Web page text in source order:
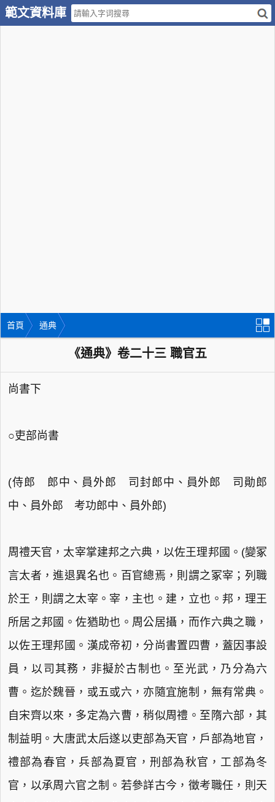
範文資料庫
首頁 通典
《通典》卷二十三 職官五
尚書下
○吏部尚書
(侍郎 郎中、員外郎 司封郎中、員外郎 司勛郎
中、員外郎 考功郎中、員外郎)
周禮天官，太宰掌建邦之六典，以佐王理邦國。(變冢
言太者，進退異名也。百官總焉，則謂之冢宰；列職
於王，則謂之太宰。宰，主也。建，立也。邦，理王
所居之邦國。佐猶助也。周公居攝，而作六典之職，
以佐王理邦國。漢成帝初，分尚書置四曹，蓋因事設
員，以司其務，非擬於古制也。至光武，乃分為六
曹。迄於魏晉，或五或六，亦隨宜施制，無有常典。
自宋齊以來，多定為六曹，稍似周禮。至隋六部，其
制益明。大唐武太后遂以吏部為天官，戶部為地官，
禮部為春官，兵部為夏官，刑部為秋官，工部為冬
官，以承周六官之制。若參詳古今，徵考職任，則天